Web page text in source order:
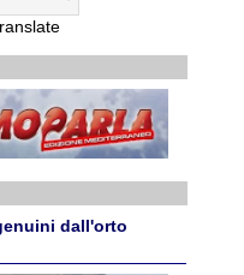
dall'orto